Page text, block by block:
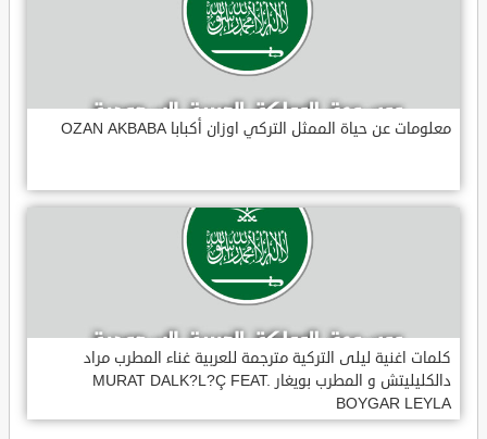
معلومات عن حياة الممثل التركي اوزان أكبابا OZAN AKBABA
كلمات اغنية ليلى التركية مترجمة للعربية غناء المطرب مراد
دالكليليتش و المطرب بويغار MURAT DALK?L?Ç FEAT.
BOYGAR LEYLA